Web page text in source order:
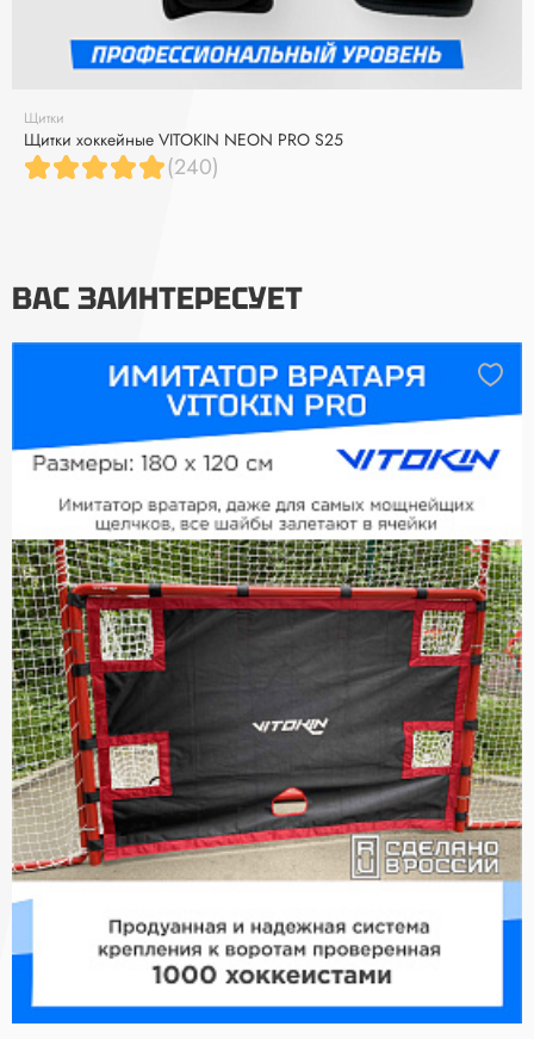
Щитки
Щитки хоккейные VITOKIN NEON PRO S25
(240)
ВАС ЗАИНТЕРЕСУЕТ